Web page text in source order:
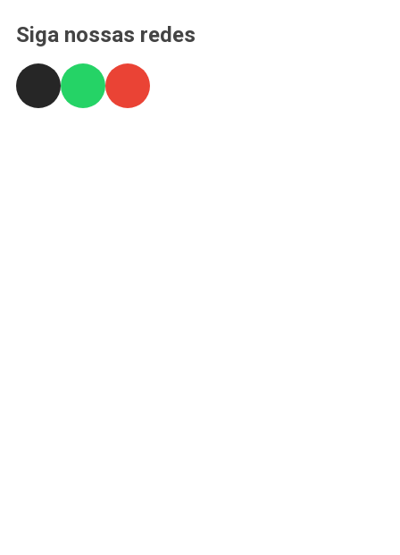
Siga nossas redes